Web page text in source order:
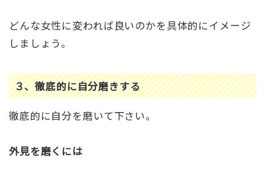
どんな女性に変われば良いのかを具体的にイメージ
しましょう。
３、徹底的に自分磨きする
徹底的に自分を磨いて下さい。
外見を磨くには